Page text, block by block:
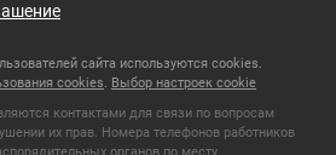
сайта используются cookies.
cookies. Выбор настроек cookie
контактами для связи по вопросам
их прав. Номера телефонов работников